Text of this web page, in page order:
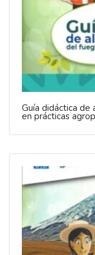
Guía didáctica
en prácticas